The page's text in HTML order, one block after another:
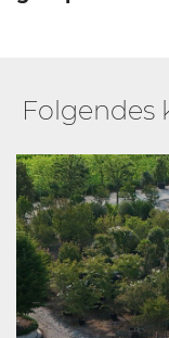
Folgendes